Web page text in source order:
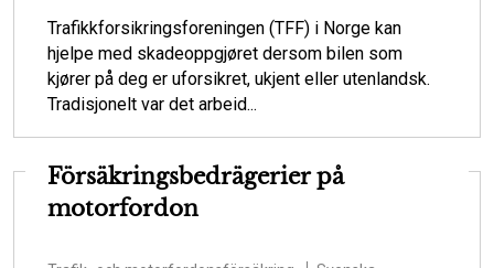
Trafikkforsikringsforeningen (TFF) i Norge kan
hjelpe med skadeoppgjøret dersom bilen som
kjører på deg er uforsikret, ukjent eller utenlandsk.
Tradisjonelt var det arbeid...
Försäkringsbedrägerier på
motorfordon